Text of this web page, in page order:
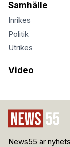
Samhälle
Inrikes
Politik
Utrikes
Video
News55 är